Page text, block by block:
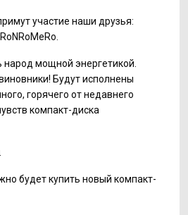
участие наши друзья:
мощной энергетикой.
Будут исполнены
горячего от недавнего
компакт-диска
будет купить новый компакт-